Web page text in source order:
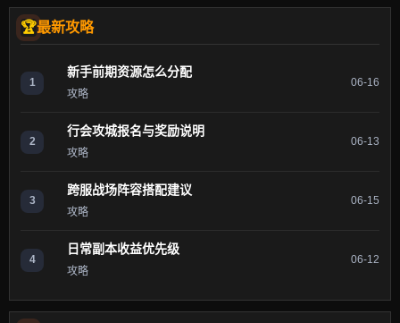
最新攻略
1
新手前期资源怎么分配
攻略
06-16
2
行会攻城报名与奖励说明
攻略
06-13
3
跨服战场阵容搭配建议
攻略
06-15
4
日常副本收益优先级
攻略
06-12